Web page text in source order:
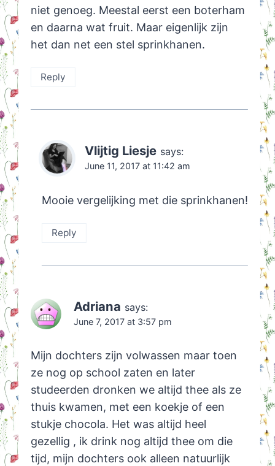
niet genoeg. Meestal eerst een boterham
en daarna wat fruit. Maar eigenlijk zijn
het dan net een stel sprinkhanen.
Reply
Vlijtig Liesje says:
June 11, 2017 at 11:42 am
Mooie vergelijking met die sprinkhanen!
Reply
Adriana says:
June 7, 2017 at 3:57 pm
Mijn dochters zijn volwassen maar toen
ze nog op school zaten en later
studeerden dronken we altijd thee als ze
thuis kwamen, met een koekje of een
stukje chocola. Het was altijd heel
gezellig , ik drink nog altijd thee om die
tijd, mijn dochters ook alleen natuurlijk